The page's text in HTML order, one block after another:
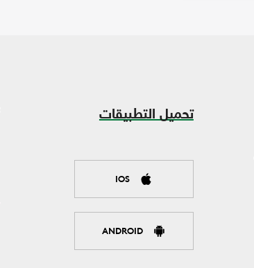
تحميل التطبيقات
IOS
ANDROID